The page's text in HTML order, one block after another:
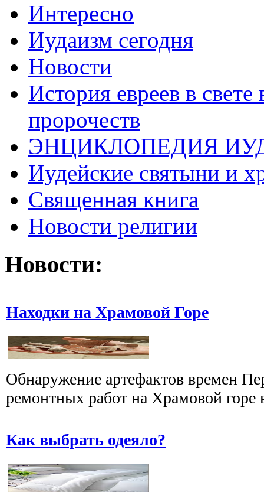
Интересно
Иудаизм сегодня
Новости
История евреев в
пророчеств
ЭНЦИКЛОПЕДИЯ
Иудейские святыни и
Священная книга
Новости религии
Новости:
Находки на Храмовой Горе
Обнаружение артефактов времен
ремонтных работ на Храмовой горе
Как выбрать одеяло?